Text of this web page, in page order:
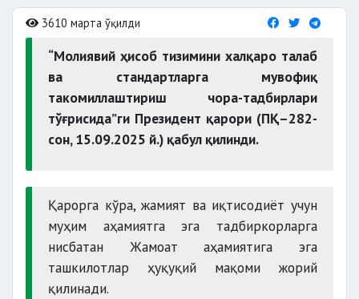
3610 марта ўқилди
“Молиявий ҳисоб тизимини халқаро талаб
ва стандартларга мувофиқ
такомиллаштириш чора-тадбирлари
тўғрисида”ги Президент қарори (ПҚ–282-
сон, 15.09.2025 й.) қабул қилинди.
Қарорга кўра, жамият ва иқтисодиёт учун
муҳим аҳамиятга эга тадбиркорларга
нисбатан Жамоат аҳамиятига эга
ташкилотлар ҳуқуқий мақоми жорий
қилинади.